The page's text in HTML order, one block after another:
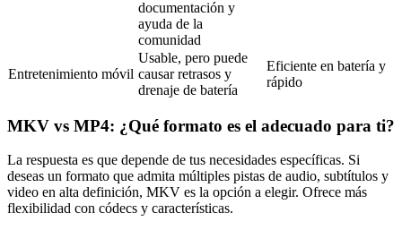
documentación y
ayuda de la
comunidad
Entretenimiento móvil
Usable, pero puede
causar retrasos y
drenaje de batería
Eficiente en batería y
rápido
MKV vs MP4: ¿Qué formato es el adecuado para ti?
La respuesta es que depende de tus necesidades específicas. Si
deseas un formato que admita múltiples pistas de audio, subtítulos y
video en alta definición, MKV es la opción a elegir. Ofrece más
flexibilidad con códecs y características.